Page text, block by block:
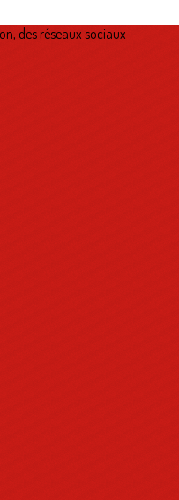
des réseaux sociaux